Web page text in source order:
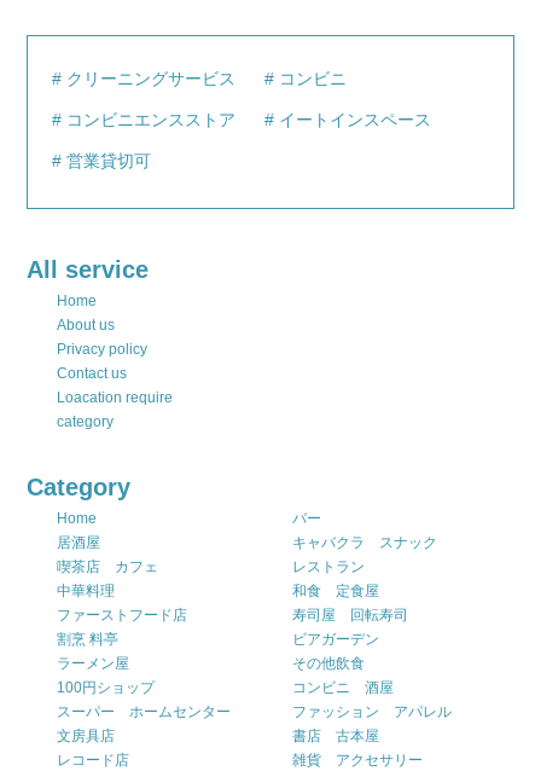
クリーニングサービス コンビニ
コンビニエンスストア イートインスペース
営業貸切可
All service
Home
About us
Privacy policy
Contact us
Loacation require
category
Category
Home
バー
居酒屋
キャバクラ スナック
喫茶店 カフェ
レストラン
中華料理
和食 定食屋
ファーストフード店
寿司屋 回転寿司
割烹 料亭
ビアガーデン
ラーメン屋
その他飲食
100円ショップ
コンビニ 酒屋
スーパー ホームセンター
ファッション アパレル
文房具店
書店 古本屋
レコード店
雑貨 アクセサリー